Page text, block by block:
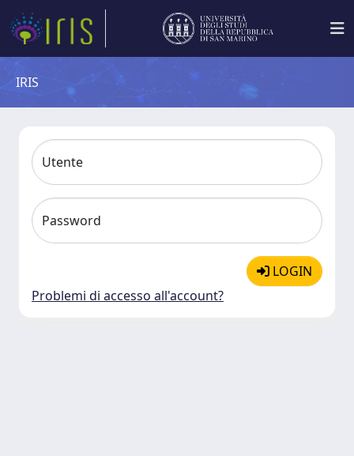
IRIS
Utente
Password
LOGIN
Problemi di accesso all'account?